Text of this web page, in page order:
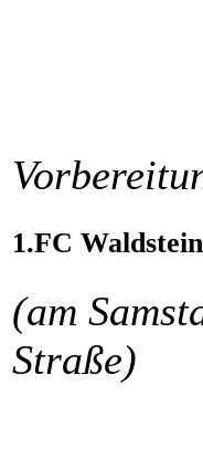
1.FC
(am
Straße)